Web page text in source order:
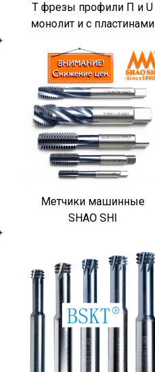
T фрезы профили П и U
монолит и с пластинами
Метчики машинные
SHAO SHI